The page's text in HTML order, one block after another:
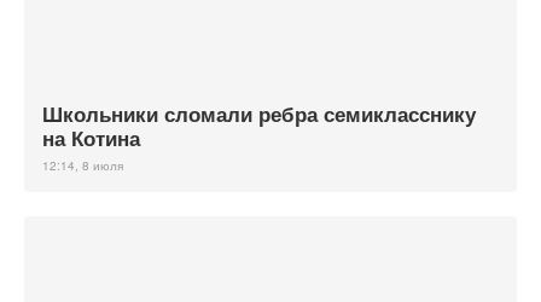
Школьники сломали ребра семикласснику
на Котина
12:14, 8 июля